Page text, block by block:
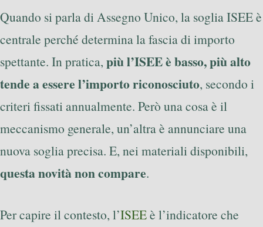
Quando si parla di Assegno Unico, la soglia ISEE è
centrale perché determina la fascia di importo
spettante. In pratica, più l’ISEE è basso, più alto
tende a essere l’importo riconosciuto, secondo i
criteri fissati annualmente. Però una cosa è il
meccanismo generale, un’altra è annunciare una
nuova soglia precisa. E, nei materiali disponibili,
questa novità non compare.
Per capire il contesto, l’ISEEè l’indicatore che